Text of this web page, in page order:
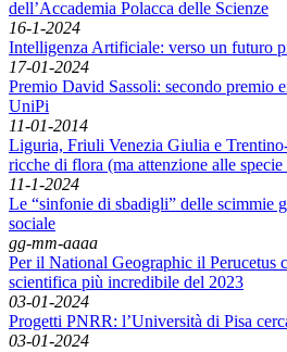
dell’Accademia Polacca delle Scienze
16-1-2024
Intelligenza Artificiale: verso un futuro
17-01-2024
Premio David Sassoli: secondo premio
UniPi
11-01-2014
Liguria, Friuli Venezia Giulia e
ricche di flora (ma attenzione alle
11-1-2024
Le “sinfonie di sbadigli” delle scimmie
sociale
gg-mm-aaaa
Per il National Geographic il Perucetus
scientifica più incredibile del 2023
03-01-2024
Progetti PNRR: l’Università di Pisa
03-01-2024